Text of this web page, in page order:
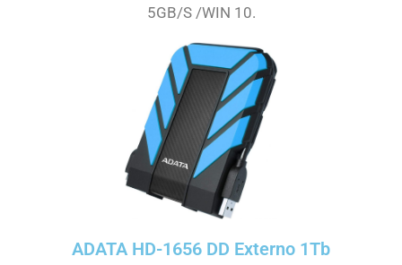
5GB/S /WIN 10.
ADATA HD-1656 DD Externo 1Tb